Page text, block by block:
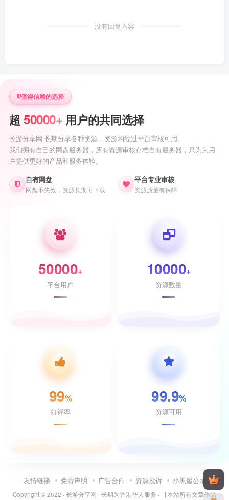
没有回复内容
值得信赖的选择
超 50000+ 用户的共同选择
长游分享网 长期分享各种资源，资源均经过平台审核可用。
我们拥有自己的网盘服务器，所有资源审核存档自有服务器，只为为用
户提供更好的产品和服务体验。
自有网盘
网盘不失效，资源长期可下载
平台专业审核
资源质量有保障
50000+
平台用户
10000+
资源数量
99%
好评率
99.9%
资源可用
友情链接 免责声明 广告合作 资源投诉 小黑屋公示
Copyright © 2022 · 长游分享网 · 长期为香港华人服务 · 【本站所有文章作品